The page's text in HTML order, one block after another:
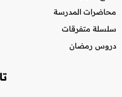
محاضرات المدرسة
سلسلة متفرقات
دروس رمضان